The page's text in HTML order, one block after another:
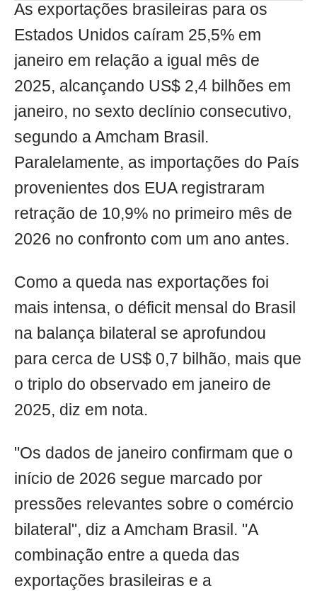
As exportações brasileiras para os
Estados Unidos caíram 25,5% em
janeiro em relação a igual mês de
2025, alcançando US$ 2,4 bilhões em
janeiro, no sexto declínio consecutivo,
segundo a Amcham Brasil.
Paralelamente, as importações do País
provenientes dos EUA registraram
retração de 10,9% no primeiro mês de
2026 no confronto com um ano antes.
Como a queda nas exportações foi
mais intensa, o déficit mensal do Brasil
na balança bilateral se aprofundou
para cerca de US$ 0,7 bilhão, mais que
o triplo do observado em janeiro de
2025, diz em nota.
"Os dados de janeiro confirmam que o
início de 2026 segue marcado por
pressões relevantes sobre o comércio
bilateral", diz a Amcham Brasil. "A
combinação entre a queda das
exportações brasileiras e a